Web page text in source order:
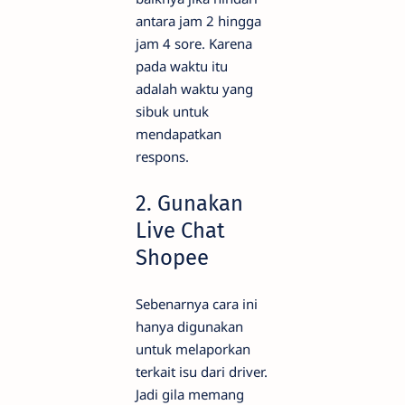
antara jam 2 hingga
jam 4 sore. Karena
pada waktu itu
adalah waktu yang
sibuk untuk
mendapatkan
respons.
2. Gunakan
Live Chat
Shopee
Sebenarnya cara ini
hanya digunakan
untuk melaporkan
terkait isu dari driver.
Jadi gila memang